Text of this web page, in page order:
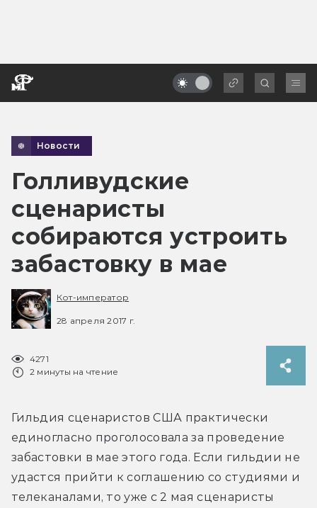
Новости
Голливудские
сценаристы
собираются устроить
забастовку в мае
Кот-император
28 апреля 2017 г.
4271
2 минуты на чтение
Гильдия сценаристов США практически
единогласно проголосовала за проведение
забастовки в мае этого года. Если гильдии не
удастся прийти к соглашению со студиями и
телеканалами, то уже с 2 мая сценаристы